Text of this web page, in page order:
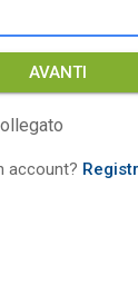
AVANTI
account?